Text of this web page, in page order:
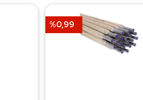
%0,99